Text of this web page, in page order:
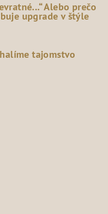
Alebo prečo
upgrade v štýle
tajomstvo